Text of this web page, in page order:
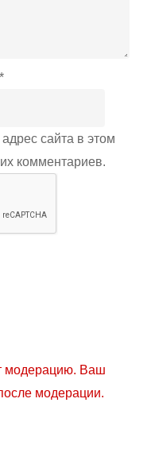
*
сайта в этом
комментариев.
модерацию. Ваш
модерации.